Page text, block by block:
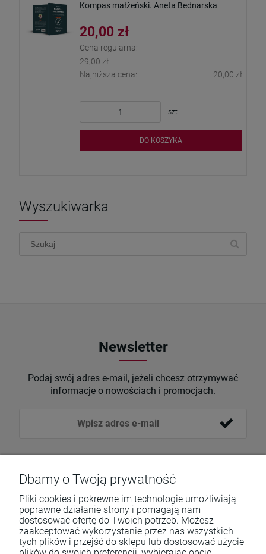
Kompas małżeński. Aneta Bednarska
20,00 zł
Cena regularna:
29,00 zł
Najniższa cena:
20,00 zł
szt.
DO KOSZYKA
Wyszukiwarka
Newsletter
Podaj swój adres e-mail, jeżeli chcesz otrzymywać
informacje o nowościach i promocjach.
Pomoc
Dbamy o Twoją prywatność
Pliki cookies i pokrewne im technologie umożliwiają
poprawne działanie strony i pomagają nam
dostosować ofertę do Twoich potrzeb. Możesz
zaakceptować wykorzystanie przez nas wszystkich
tych plików i przejść do sklepu lub dostosować użycie